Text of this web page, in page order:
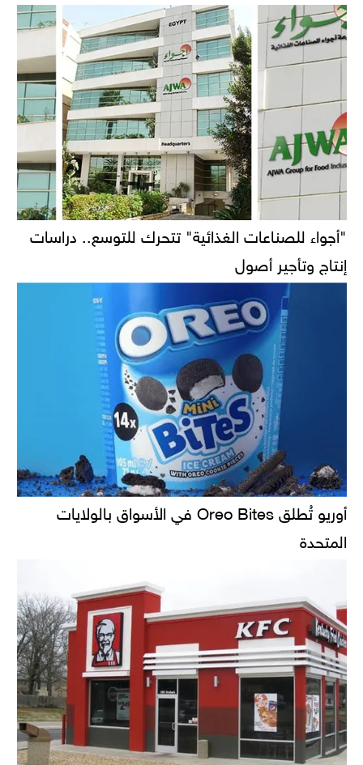
"أجواء للصناعات الغذائية" تتحرك للتوسع.. دراسات
إنتاج وتأجير أصول
أوريو تُطلق Oreo Bites في الأسواق بالولايات
المتحدة